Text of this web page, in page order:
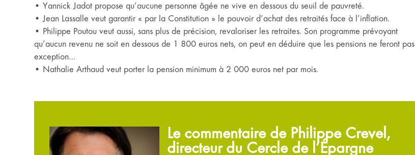
• Yannick Jadot propose qu’aucune personne âgée ne vive en dessous du seuil de pauvreté.
• Jean Lassalle veut garantir « par la Constitution » le pouvoir d’achat des retraités face à l’inflation.
• Philippe Poutou veut aussi, sans plus de précision, revaloriser les retraites. Son programme prévoyant
qu’aucun revenu ne soit en dessous de 1 800 euros nets, on peut en déduire que les pensions ne feront pas
exception…
• Nathalie Arthaud veut porter la pension minimum à 2 000 euros net par mois.
Le commentaire de Philippe Crevel,
directeur du Cercle de l’Épargne